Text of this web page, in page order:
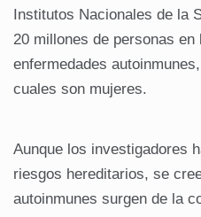
Institutos Nacionales de la
20 millones de personas
enfermedades
cuales son mujeres.
Aunque los investigadores
riesgos hereditarios, se
autoinmunes surgen de la